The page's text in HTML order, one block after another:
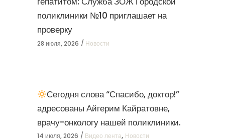
поликлиники №10 приглашает на
проверку
28 июля, 2026 Новости
Сегодня слова “Спасибо, доктор!”
адресованы Айгерим Кайратовне,
врачу-онкологу нашей поликлиники.
14 июля, 2026 Видео лента, Новости